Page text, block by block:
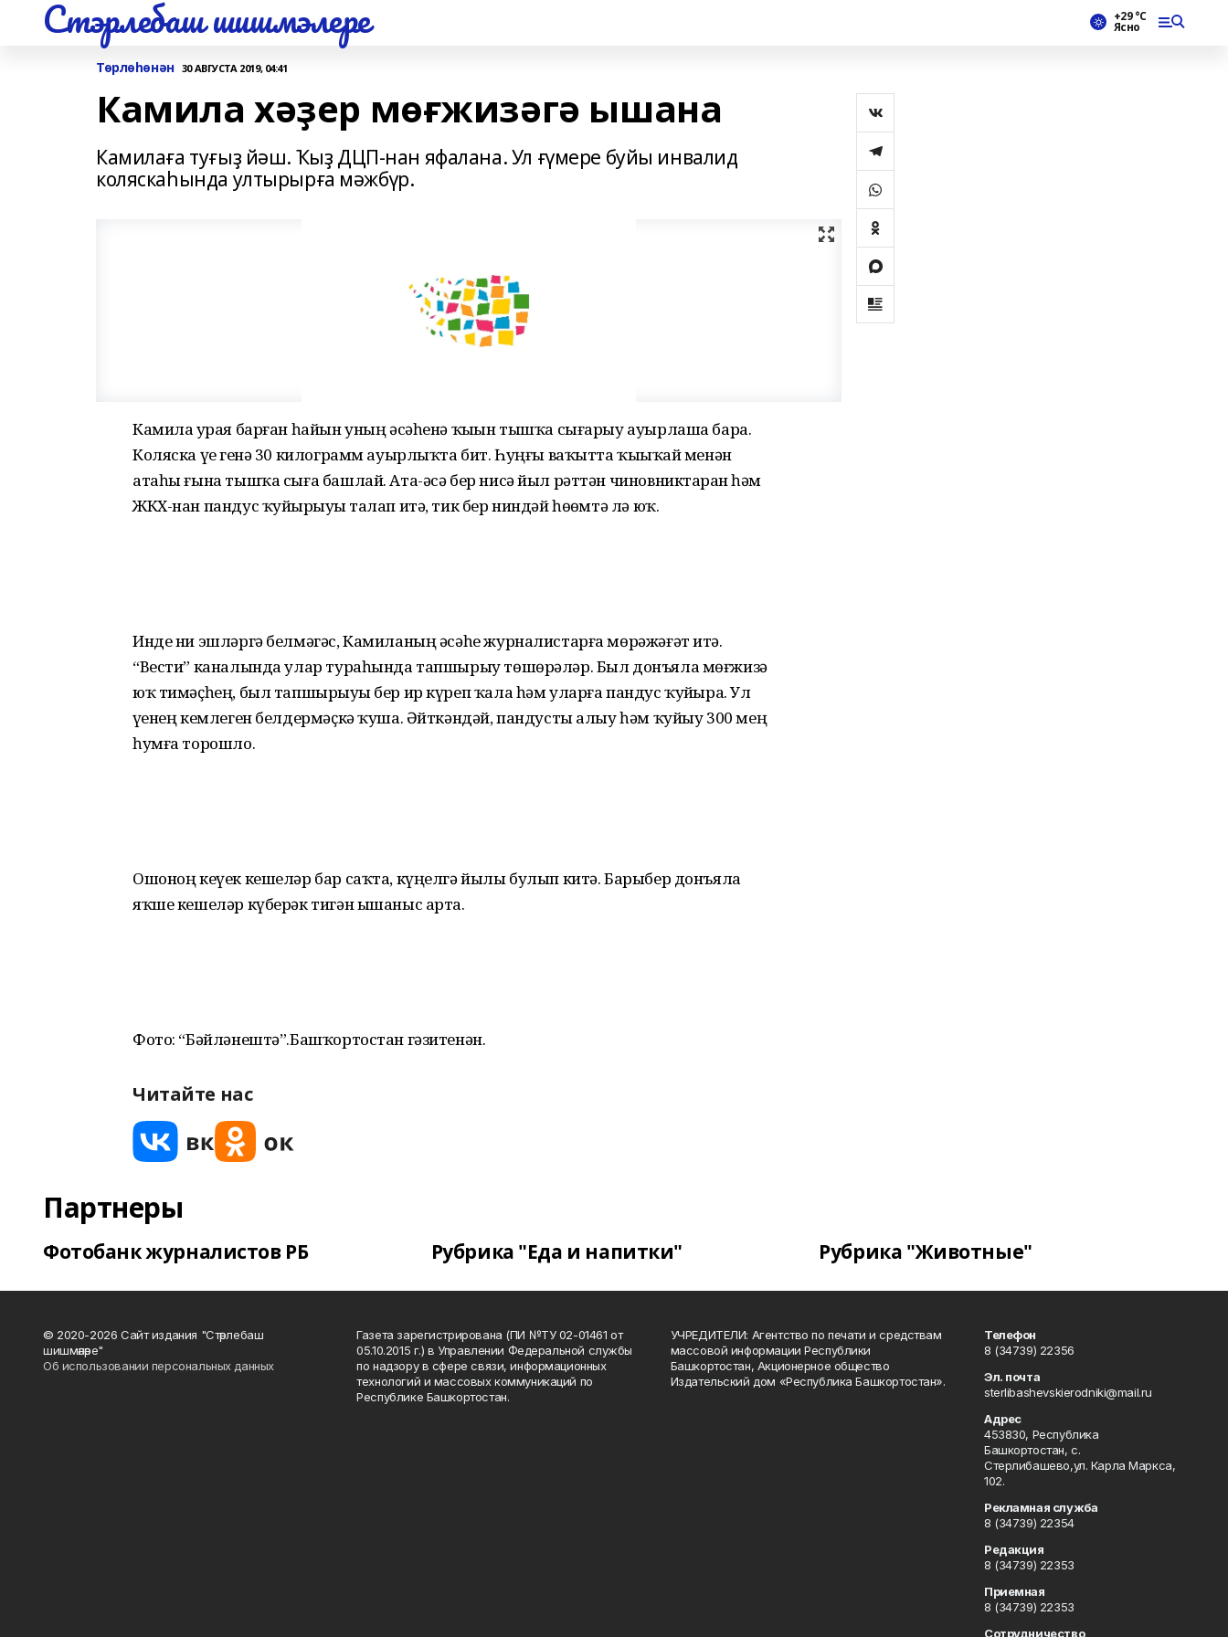
Стэрлебаш шишмэлере +29 °С
Ясно
Төрлөһөнән 30 АВГУСТА 2019, 04:41
Камила хәҙер мөғжизәгә ышана
Камилаға туғыҙ йәш. Ҡыҙ ДЦП-нан яфалана. Ул ғүмере буйы инвалид
коляскаһында ултырырға мәжбүр.
Камила ҙурая барған һайын уның әсәһенә ҡыҙын тышҡа сығарыу ауырлаша бара.
Коляска үҙе генә 30 килограмм ауырлыҡта бит. Һуңғы ваҡытта ҡыҙыҡай менән
атаһы ғына тышҡа сыға башлай. Ата-әсә бер нисә йыл рәттән чиновниктарҙан һәм
ЖКХ-нан пандус ҡуйҙырыуҙы талап итә, тик бер ниндәй һөҙөмтә лә юҡ.
Инде ни эшләргә белмәгәс, Камиланың әсәһе журналистарға мөрәжәғәт итә.
“Вести” каналында улар тураһында тапшырыу төшөрәләр. Был донъяла мөғжизә
юҡ тимәҫһең, был тапшырыуҙы бер ир күреп ҡала һәм уларға пандус ҡуйҙыра. Ул
үҙенең кемлеген белдермәҫкә ҡуша. Әйткәндәй, пандусты алыу һәм ҡуйыу 300 мең
һумға торошло.
Ошоноң кеүек кешеләр бар саҡта, күңелгә йылы булып китә. Барыбер донъяла
яҡше кешеләр күберәк тигән ышаныс арта.
Фото: “Бәйләнештә”.Башҡортостан гәзитенән.
Читайте нас
Партнеры
Фотобанк журналистов РБ Рубрика "Еда и напитки" Рубрика "Животные"
© 2020-2026 Сайт издания "Стәрлебаш
шишмәләре"
Об использовании персональных данных
Газета зарегистрирована (ПИ №ТУ 02-01461 от
05.10.2015 г.) в Управлении Федеральной службы
по надзору в сфере связи, информационных
технологий и массовых коммуникаций по
Республике Башкортостан.
УЧРЕДИТЕЛИ: Агентство по печати и средствам
массовой информации Республики
Башкортостан, Акционерное общество
Издательский дом «Республика Башкортостан».
Телефон
8 (34739) 22356
Эл. почта
sterlibashevskierodniki@mail.ru
Адрес
453830, Республика
Башкортостан, c.
Стерлибашево,ул. Карла Маркса,
102.
Рекламная служба
8 (34739) 22354
Редакция
8 (34739) 22353
Приемная
8 (34739) 22353
Сотрудничество